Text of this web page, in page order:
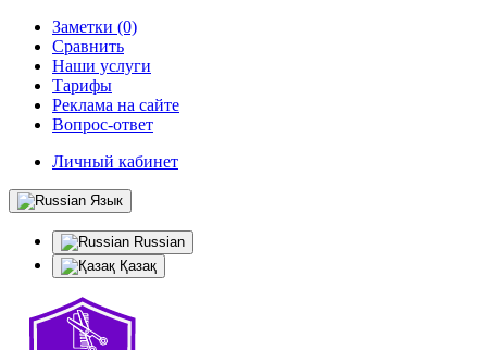
Заметки (0)
Сравнить
Наши услуги
Тарифы
Реклама на сайте
Вопрос-ответ
Личный кабинет
Язык
Russian
Қазақ